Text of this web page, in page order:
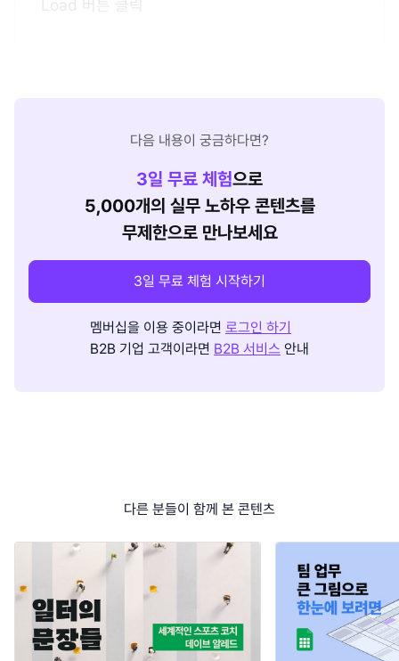
Load 버튼 클릭
다음 내용이 궁금하다면?
3일 무료 체험으로
5,000개의 실무 노하우 콘텐츠를
무제한으로 만나보세요
3일 무료 체험 시작하기
멤버십을 이용 중이라면 로그인 하기
B2B 기업 고객이라면 B2B 서비스 안내
다른 분들이 함께 본 콘텐츠